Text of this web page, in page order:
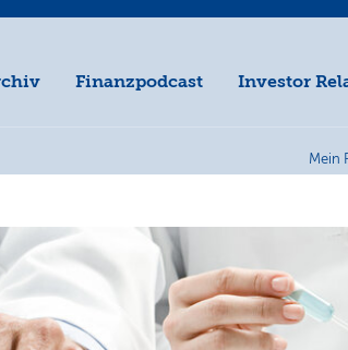
Finanzpodcast Investor
Mein